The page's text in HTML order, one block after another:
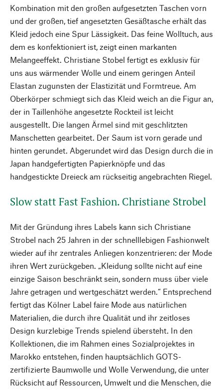
Kombination mit den großen aufgesetzten Taschen vorn
und der großen, tief angesetzten Gesäßtasche erhält das
Kleid jedoch eine Spur Lässigkeit. Das feine Wolltuch, aus
dem es konfektioniert ist, zeigt einen markanten
Melangeeffekt. Christiane Stobel fertigt es exklusiv für
uns aus wärmender Wolle und einem geringen Anteil
Elastan zugunsten der Elastizität und Formtreue. Am
Oberkörper schmiegt sich das Kleid weich an die Figur an,
der in Taillenhöhe angesetzte Rockteil ist leicht
ausgestellt. Die langen Ärmel sind mit geschlitzten
Manschetten gearbeitet. Der Saum ist vorn gerade und
hinten gerundet. Abgerundet wird das Design durch die in
Japan handgefertigten Papierknöpfe und das
handgestickte Dreieck am rückseitig angebrachten Riegel.
Slow statt Fast Fashion. Christiane Strobel
Mit der Gründung ihres Labels kann sich Christiane
Strobel nach 25 Jahren in der schnelllebigen Fashionwelt
wieder auf ihr zentrales Anliegen konzentrieren: der Mode
ihren Wert zurückgeben. „Kleidung sollte nicht auf eine
einzige Saison beschränkt sein, sondern muss über viele
Jahre getragen und wertgeschätzt werden.“ Entsprechend
fertigt das Kölner Label faire Mode aus natürlichen
Materialien, die durch ihre Qualität und ihr zeitloses
Design kurzlebige Trends spielend übersteht. In den
Kollektionen, die im Rahmen eines Sozialprojektes in
Marokko entstehen, finden hauptsächlich GOTS-
zertifizierte Baumwolle und Wolle Verwendung, die unter
Rücksicht auf Ressourcen, Umwelt und die Menschen, die